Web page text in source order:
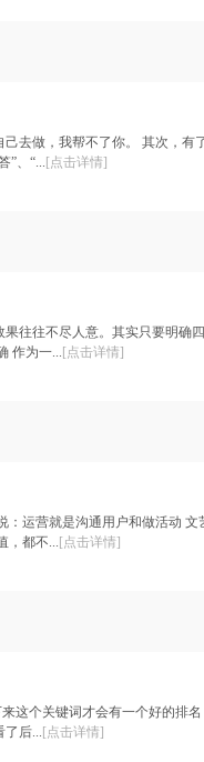
去做，我帮不了你。 其次，有
”、“... [点击详情]
往往不尽人意。其实只要明确
作为一... [点击详情]
：运营就是沟通用户和做活动 文
，都不... [点击详情]
这个关键词才会有一个好的排
了后... [点击详情]